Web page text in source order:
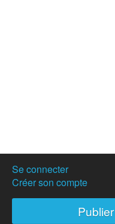
Se connecter
Créer son compte